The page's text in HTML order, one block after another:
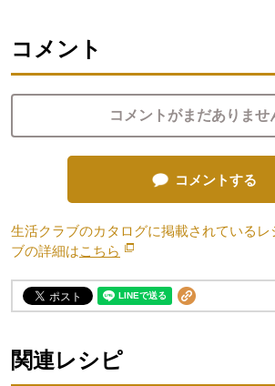
コメント
コメントがまだありませ
コメントする
生活クラブのカタログに掲載されているレ
ブの詳細はこちら 別のウィンドウで開きま
関連レシピ